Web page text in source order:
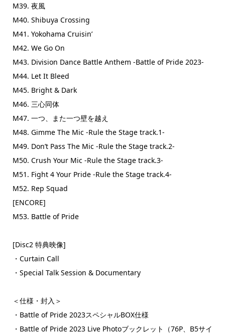
M39. 夜風
M40. Shibuya Crossing
M41. Yokohama Cruisin’
M42. We Go On
M43. Division Dance Battle Anthem -Battle of Pride 2023-
M44. Let It Bleed
M45. Bright & Dark
M46. 三心同体
M47. 一つ、また一つ壁を越え
M48. Gimme The Mic -Rule the Stage track.1-
M49. Don’t Pass The Mic -Rule the Stage track.2-
M50. Crush Your Mic -Rule the Stage track.3-
M51. Fight 4 Your Pride -Rule the Stage track.4-
M52. Rep Squad
[ENCORE]
M53. Battle of Pride
[Disc2 特典映像]
・Curtain Call
・Special Talk Session & Documentary
＜仕様・封入＞
・Battle of Pride 2023スペシャルBOX仕様
・Battle of Pride 2023 Live Photoブックレット（76P、B5サイ